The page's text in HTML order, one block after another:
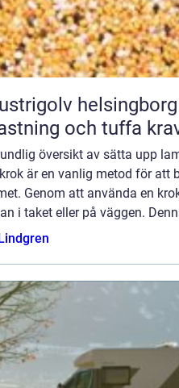
och tuffa
översikt av sätta upp
är en vanlig metod för att
Genom att använda en
i taket eller på väggen.